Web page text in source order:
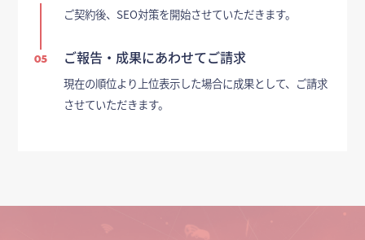
ご契約後、SEO対策を開始させていただきます。
05 ご報告・成果にあわせてご請求
現在の順位より上位表示した場合に成果として、ご請求
させていただきます。